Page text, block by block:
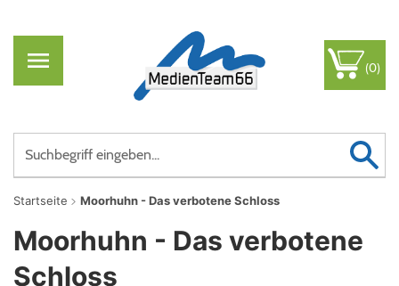
(0)
Startseite Moorhuhn - Das verbotene Schloss
Moorhuhn - Das verbotene
Schloss